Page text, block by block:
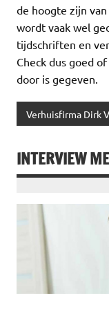
de hoogte zijn
wordt vaak wel
tijdschriften en
Check dus goed
door is gegeven.
Verhuisfirma Dirk
INTERVIEW